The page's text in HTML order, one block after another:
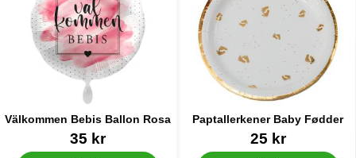
Välkommen Bebis Ballon Rosa
Varenr 3592035 kr
Paptallerkener Baby Fødder
Varenr 2530325 kr